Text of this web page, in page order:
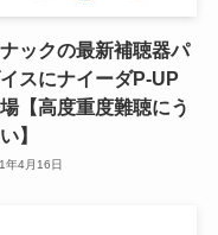
ックの最新補聴器パ
スにナイーダP-UP
【高度重度難聴にう
】
年4月16日